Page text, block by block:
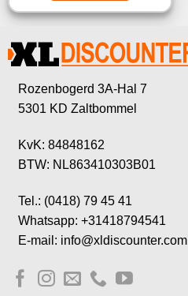
Rozenbogerd 3A-Hal 7
5301 KD Zaltbommel
KvK: 84848162
BTW: NL863410303B01
Tel.: (0418) 79 45 41
Whatsapp: +31418794541
E-mail: info@xldiscounter.com